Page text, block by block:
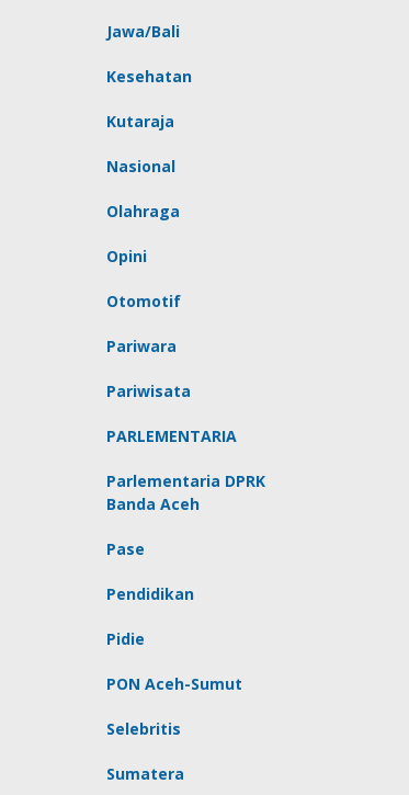
Jawa/Bali
Kesehatan
Kutaraja
Nasional
Olahraga
Opini
Otomotif
Pariwara
Pariwisata
PARLEMENTARIA
Parlementaria DPRK
Banda Aceh
Pase
Pendidikan
Pidie
PON Aceh-Sumut
Selebritis
Sumatera